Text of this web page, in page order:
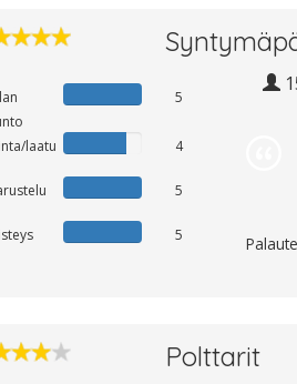
5
laatu 4
5
5
Polttarit